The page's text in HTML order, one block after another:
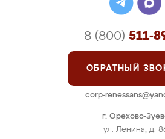
г. Орехово-
ул. Ленина, д.
8 (800) 511-
ОБРАТНЫЙ
corp-